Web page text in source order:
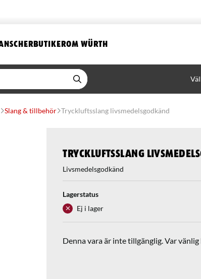
BUTIKEROM WÜRTH
Slang & tillbehör Tryckluftsslang livsmedelsgodkänd
Tryckluftsslang
Livsmedelsgodkänd
Lagerstatus
Ej i lager
Denna vara är inte tillgänglig. Var